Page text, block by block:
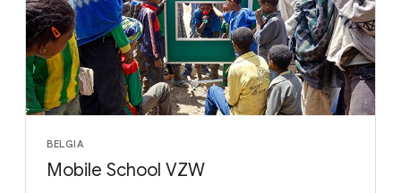
BELGIA
Mobile School VZW